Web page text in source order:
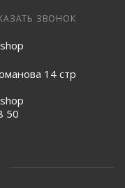
ЗВОНОК
14 стр
50